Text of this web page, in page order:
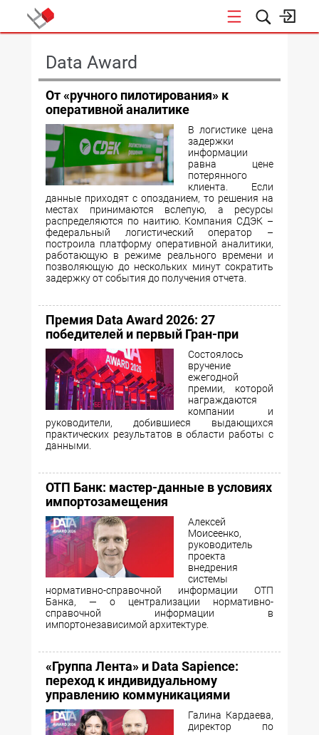
Data Award
От «ручного пилотирования» к
оперативной аналитике
В логистике цена
задержки
информации
равна цене
потерянного
клиента. Если
данные приходят с опозданием, то решения на
местах принимаются вслепую, а ресурсы
распределяются по наитию. Компания СДЭК –
федеральный логистический оператор –
построила платформу оперативной аналитики,
работающую в режиме реального времени и
позволяющую до нескольких минут сократить
задержку от события до получения отчета.
Премия Data Award 2026: 27
победителей и первый Гран-при
Состоялось
вручение
ежегодной
премии, которой
награждаются
компании и
руководители, добившиеся выдающихся
практических результатов в области работы с
данными.
ОТП Банк: мастер-данные в условиях
импортозамещения
Алексей
Моисеенко,
руководитель
проекта
внедрения
системы
нормативно-справочной информации ОТП
Банка, — о централизации нормативно-
справочной информации в
импортонезависимой архитектуре.
«Группа Лента» и Data Sapience:
переход к индивидуальному
управлению коммуникациями
Галина Кардаева,
директор по